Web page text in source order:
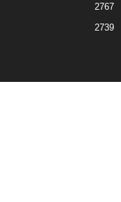
2767
2739